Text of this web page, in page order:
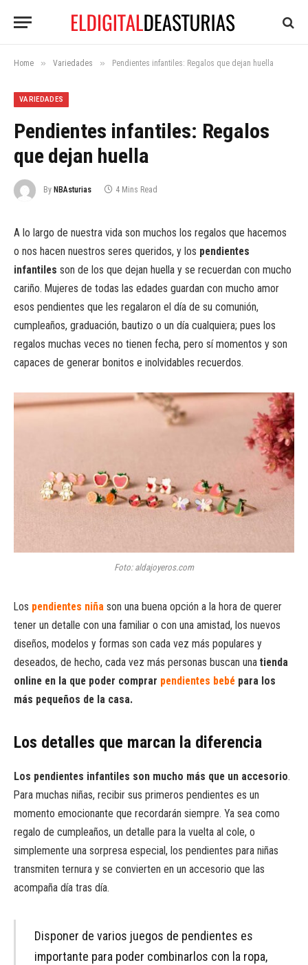
Home » Variedades » Pendientes infantiles: Regalos que dejan huella
VARIEDADES
Pendientes infantiles: Regalos
que dejan huella
By NBAsturias 4 Mins Read
A lo largo de nuestra vida son muchos los regalos que hacemos
o nos hacen nuestros seres queridos, y los pendientes
infantiles son de los que dejan huella y se recuerdan con mucho
cariño. Mujeres de todas las edades guardan con mucho amor
esos pendientes que les regalaron el día de su comunión,
cumpleaños, graduación, bautizo o un día cualquiera; pues los
regalos muchas veces no tienen fecha, pero sí momentos y son
capaces de generar bonitos e inolvidables recuerdos.
Foto: aldajoyeros.com
Los pendientes niña son una buena opción a la hora de querer
tener un detalle con una familiar o con una amistad, los nuevos
diseños, modelos y formas son cada vez más populares y
deseados, de hecho, cada vez más personas buscan una tienda
online en la que poder comprar pendientes bebé para los
más pequeños de la casa.
Los detalles que marcan la diferencia
Los pendientes infantiles son mucho más que un accesorio.
Para muchas niñas, recibir sus primeros pendientes es un
momento emocionante que recordarán siempre. Ya sea como
regalo de cumpleaños, un detalle para la vuelta al cole, o
simplemente una sorpresa especial, los pendientes para niñas
transmiten ternura y se convierten en un accesorio que las
acompaña día tras día.
Disponer de varios juegos de pendientes es
importante para poder combinarlos con la ropa,